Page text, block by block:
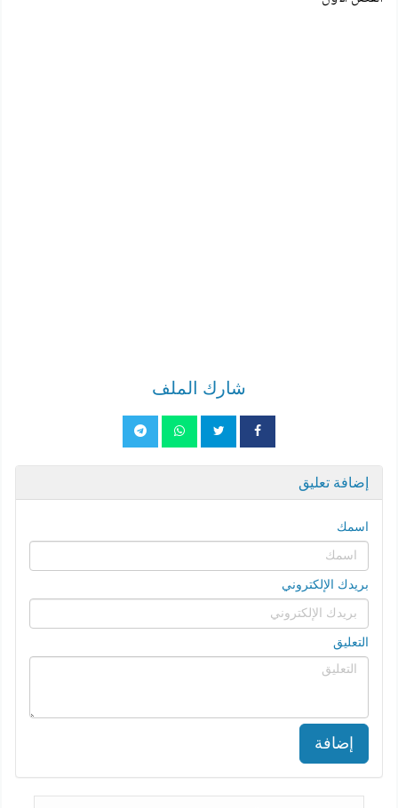
شارك الملف
إضافة تعليق
اسمك
بريدك الإلكتروني
التعليق
إضافة